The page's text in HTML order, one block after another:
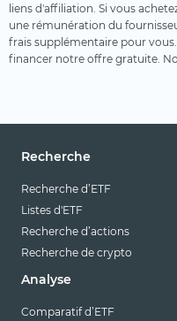
liens d'affiliation. Si vous
une rémunération du
frais supplémentaire pour
financer notre offre gratuite.
Recherche
Recherche d’ETF
Listes d'ETF
Recherche d’actions
Recherche de crypto
Analyse
Comparatif d’ETF